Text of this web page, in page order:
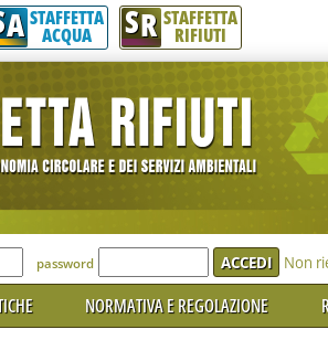
per lèggere interamente la notizia.
A STAFFETTA
ACQUA SR STAFFETTA
RIFIUTI
accedere'
password Non
NORMATIVA E REGOLAZIONE